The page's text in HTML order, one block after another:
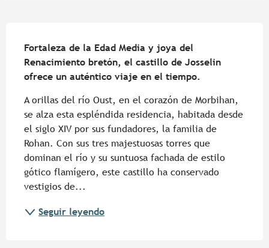
Fortaleza de la Edad Media y joya del
Renacimiento bretón, el castillo de Josselin
ofrece un auténtico viaje en el tiempo.
A orillas del río Oust, en el corazón de Morbihan,
se alza esta espléndida residencia, habitada desde
el siglo XIV por sus fundadores, la familia de
Rohan. Con sus tres majestuosas torres que
dominan el río y su suntuosa fachada de estilo
gótico flamígero, este castillo ha conservado
vestigios de...
Seguir leyendo